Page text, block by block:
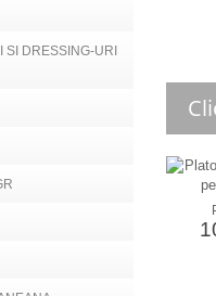
SI DRESSING-URI